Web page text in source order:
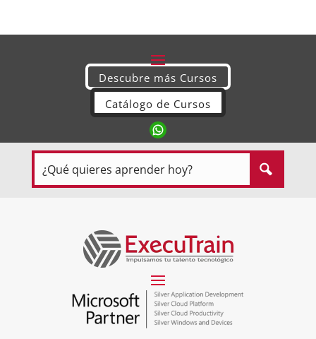
Descubre más Cursos
Catálogo de Cursos